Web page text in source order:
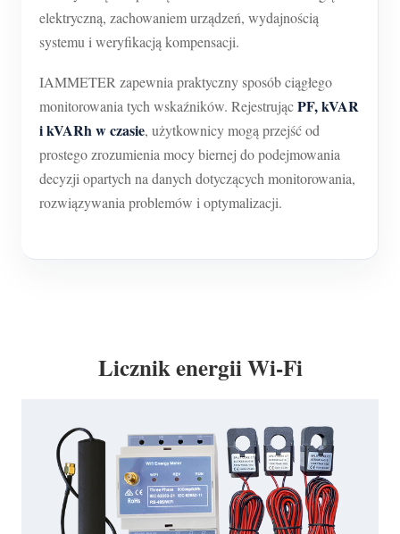
elektryczną, zachowaniem urządzeń, wydajnością
systemu i weryfikacją kompensacji.
IAMMETER zapewnia praktyczny sposób ciągłego
monitorowania tych wskaźników. RejestrującPF, kVAR
i kVARh w czasie, użytkownicy mogą przejść od
prostego zrozumienia mocy biernej do podejmowania
decyzji opartych na danych dotyczących monitorowania,
rozwiązywania problemów i optymalizacji.
Licznik energii Wi-Fi